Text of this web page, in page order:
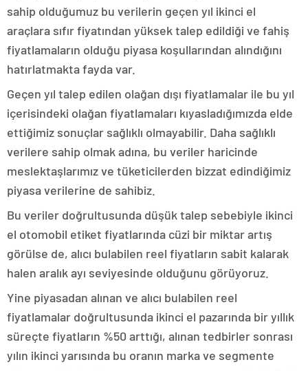
sahip olduğumuz bu verilerin geçen yıl ikinci el
araçlara sıfır fiyatından yüksek talep edildiği ve fahiş
fiyatlamaların olduğu piyasa koşullarından alındığını
hatırlatmakta fayda var.
Geçen yıl talep edilen olağan dışı fiyatlamalar ile bu yıl
içerisindeki olağan fiyatlamaları kıyasladığımızda elde
ettiğimiz sonuçlar sağlıklı olmayabilir. Daha sağlıklı
verilere sahip olmak adına, bu veriler haricinde
meslektaşlarımız ve tüketicilerden bizzat edindiğimiz
piyasa verilerine de sahibiz.
Bu veriler doğrultusunda düşük talep sebebiyle ikinci
el otomobil etiket fiyatlarında cüzi bir miktar artış
görülse de, alıcı bulabilen reel fiyatların sabit kalarak
halen aralık ayı seviyesinde olduğunu görüyoruz.
Yine piyasadan alınan ve alıcı bulabilen reel
fiyatlamalar doğrultusunda ikinci el pazarında bir yıllık
süreçte fiyatların %50 arttığı, alınan tedbirler sonrası
yılın ikinci yarısında bu oranın marka ve segmente